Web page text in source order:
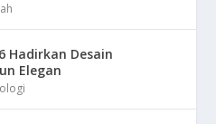
Hadirkan Desain
Elegan